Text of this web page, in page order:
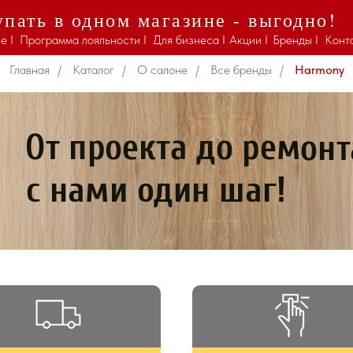
в одном магазине - выгодно!
Бренды I
Акции I
Для бизнеса I
Программа лояльности I
I
— Творчество и вдохновение в керамике
Главная / Каталог / О салоне / Все бренды / Harmony